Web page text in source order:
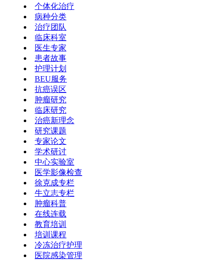
个体化治疗
病种分类
治疗团队
临床科室
医生专家
患者故事
护理计划
BEU服务
抗癌误区
肿瘤研究
临床研究
治癌新理念
研究课题
专家论文
学术研讨
中心实验室
医学影像检查
徐克成专栏
牛立志专栏
肿瘤科普
在线连载
教育培训
培训课程
冷冻治疗护理
医院感染管理